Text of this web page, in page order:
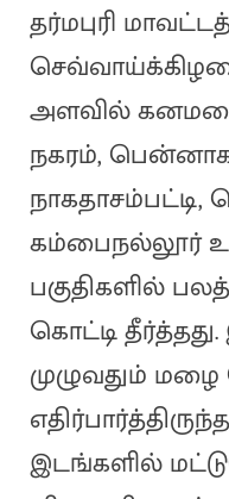
தர்மபுரி
அளவில் கனமழை
நகரம்,
கம்பைநல்லூர்
பகுதிகளில்
கொட்டி
முழுவதும்
இடங்களில்